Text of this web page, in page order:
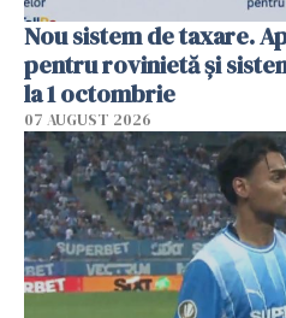
Nou sistem de taxare.
pentru rovinietă şi
la 1 octombrie
07 AUGUST 2026